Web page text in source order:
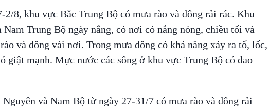
2/8, khu vực Bắc Trung Bộ có mưa rào và dông rải rác. Khu
Nam Trung Bộ ngày nắng, có nơi có nắng nóng, chiều tối và
và dông vài nơi. Trong mưa dông có khả năng xảy ra tố, lốc,
giật mạnh. Mực nước các sông ở khu vực Trung Bộ có dao
và Nam Bộ từ ngày 27-31/7 có mưa rào và dông rải